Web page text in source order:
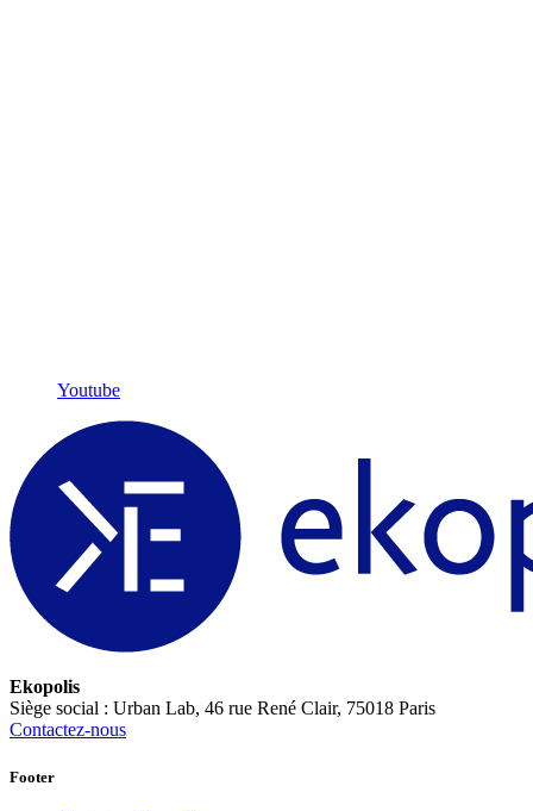
Youtube
Ekopolis
Siège social : Urban Lab, 46 rue René Clair, 75018 Paris
Contactez-nous
Footer